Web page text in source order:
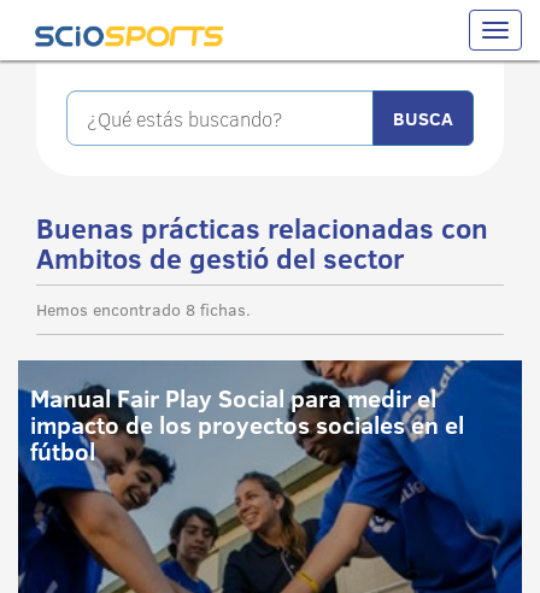
Toggle
Buenas prácticas relacionadas con
Ambitos de gestió del sector
Hemos encontrado 8 fichas.
Manual Fair Play Social para medir el
impacto de los proyectos sociales en el
fútbol